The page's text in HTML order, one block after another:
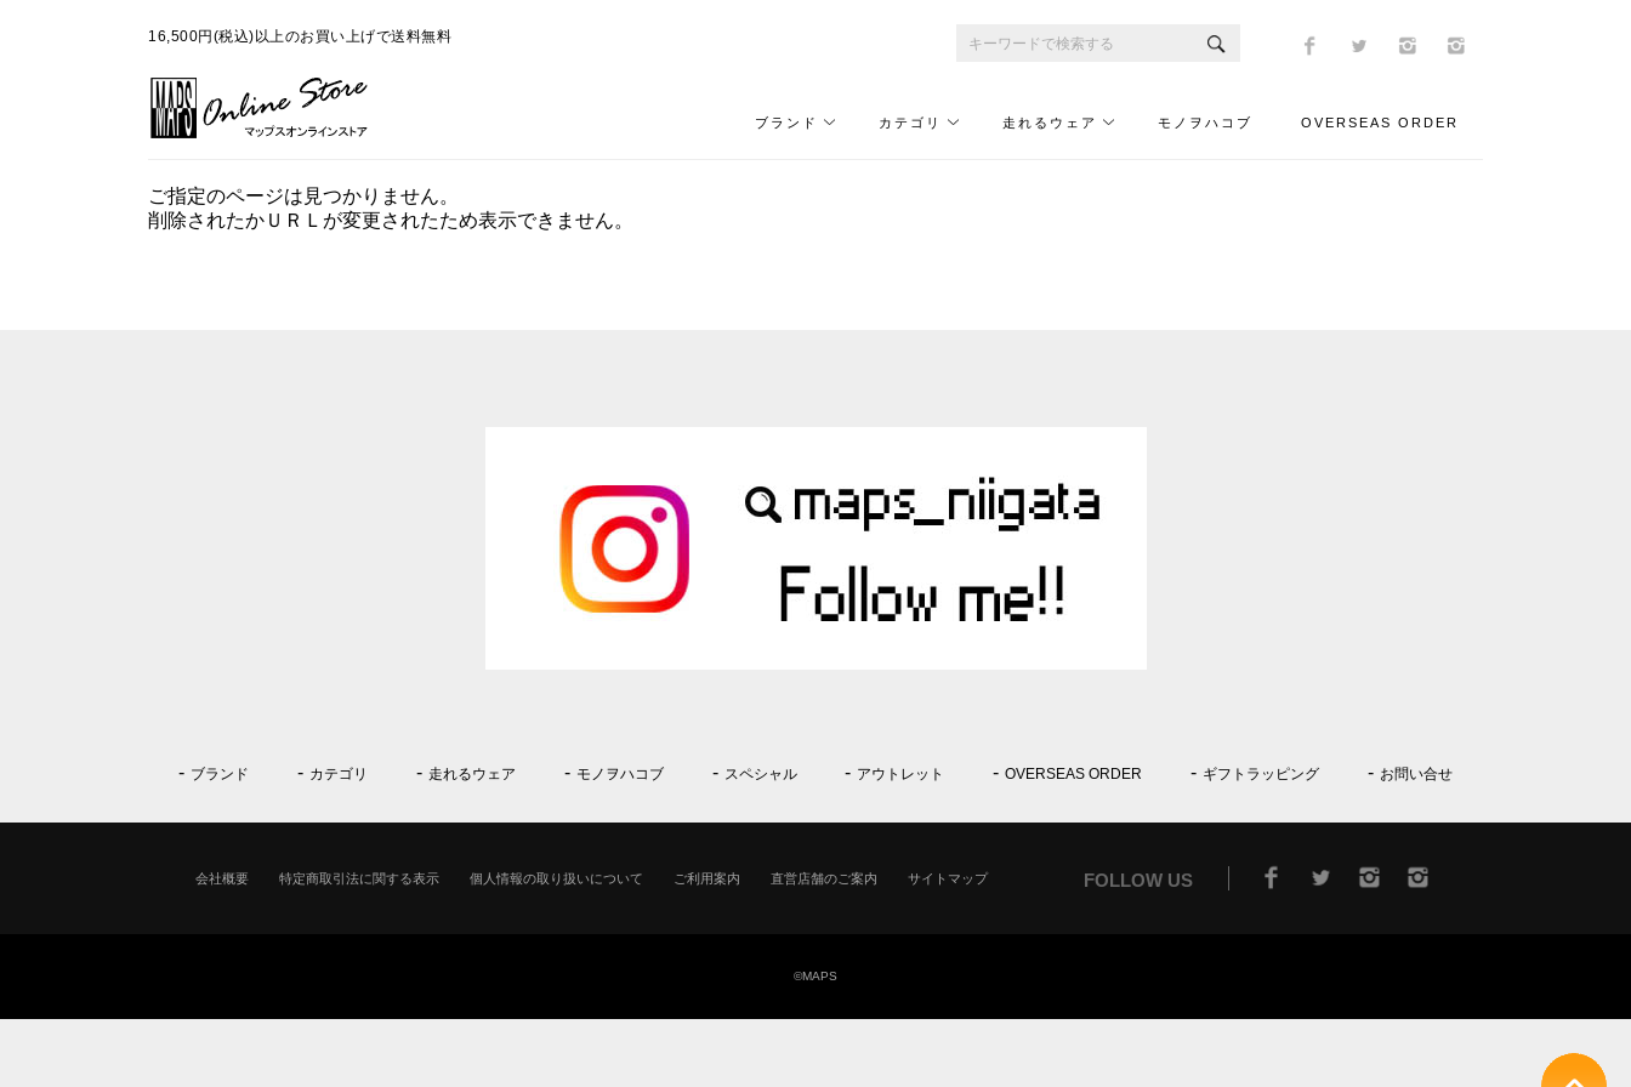
16,500円(税込)以上のお買い上げで送料無料
ブランド カテゴリ 走れるウェア モノヲハコブ OVERSEAS ORDER
ご指定のページは見つかりません。
削除されたかＵＲＬが変更されたため表示できません。
ブランド カテゴリ 走れるウェア モノヲハコブ スペシャル アウトレット OVERSEAS ORDER ギフトラッピング お問い合せ
会社概要 特定商取引法に関する表示 個人情報の取り扱いについて ご利用案内 直営店舗のご案内 サイトマップ FOLLOW US
©MAPS